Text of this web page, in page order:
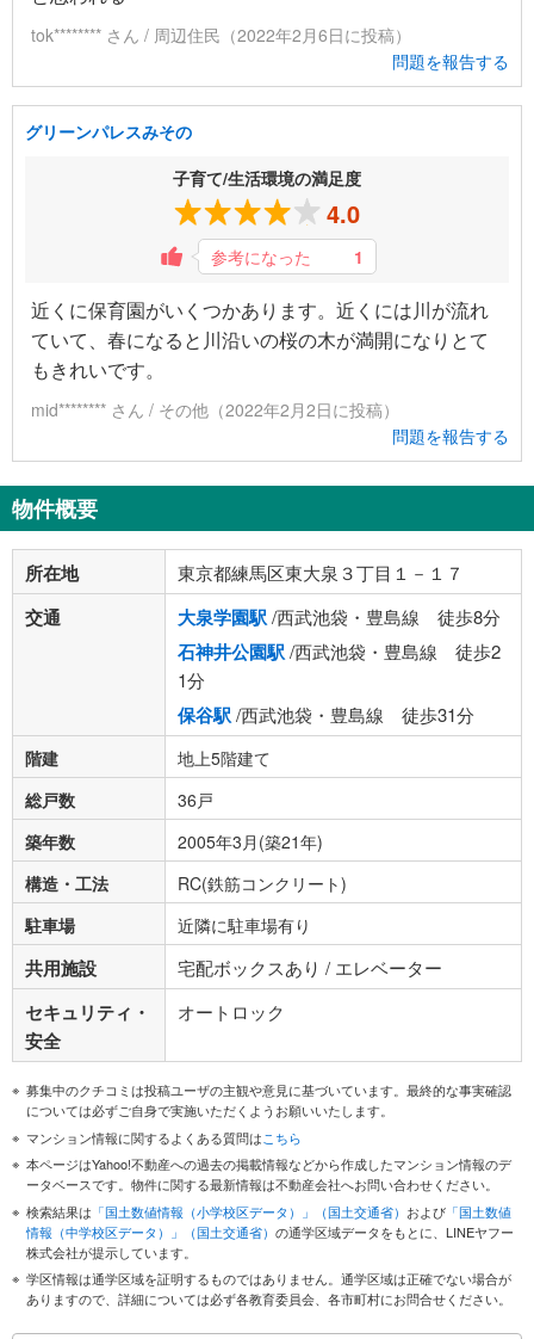
tok******** さん / 周辺住民（2022年2月6日に投稿）
問題を報告する
グリーンパレスみその
子育て/生活環境の満足度
4.0
参考になった 1
近くに保育園がいくつかあります。近くには川が流れ
ていて、春になると川沿いの桜の木が満開になりとて
もきれいです。
mid******** さん / その他（2022年2月2日に投稿）
問題を報告する
物件概要
所在地 東京都練馬区東大泉３丁目１－１７
交通 大泉学園駅/西武池袋・豊島線 徒歩8分
石神井公園駅/西武池袋・豊島線 徒歩2
1分
保谷駅/西武池袋・豊島線 徒歩31分
階建
地上5階建て
総戸数
36戸
築年数
2005年3月(築21年)
構造・工法
RC(鉄筋コンクリート)
駐車場
近隣に駐車場有り
共用施設 宅配ボックスあり / エレベーター
セキュリティ・
安全
オートロック
募集中のクチコミは投稿ユーザの主観や意見に基づいています。最終的な事実確認
については必ずご自身で実施いただくようお願いいたします。
マンション情報に関するよくある質問はこちら
本ページはYahoo!不動産への過去の掲載情報などから作成したマンション情報のデ
ータベースです。物件に関する最新情報は不動産会社へお問い合わせください。
検索結果は 「国土数値情報（小学校区データ）」（国土交通省） および 「国土数値
情報（中学校区データ）」（国土交通省） の通学区域データをもとに、LINEヤフー
株式会社が提示しています。
学区情報は通学区域を証明するものではありません。通学区域は正確でない場合が
ありますので、詳細については必ず各教育委員会、各市町村にお問合せください。